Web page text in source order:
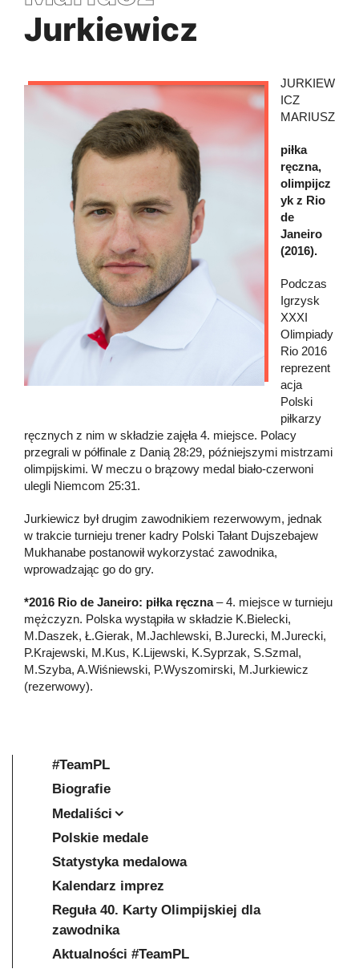
Jurkiewicz
JURKIEW
ICZ
MARIUSZ
piłka
ręczna,
olimpijcz
yk z Rio
de
Janeiro
(2016).
Podczas
Igrzysk
XXXI
Olimpiady
Rio 2016
reprezent
acja
Polski
piłkarzy
ręcznych z nim w składzie zajęła 4. miejsce. Polacy
przegrali w półfinale z Danią 28:29, późniejszymi mistrzami
olimpijskimi. W meczu o brązowy medal biało-czerwoni
ulegli Niemcom 25:31.
Jurkiewicz był drugim zawodnikiem rezerwowym, jednak
w trakcie turnieju trener kadry Polski Tałant Dujszebajew
Mukhanabe postanowił wykorzystać zawodnika,
wprowadzając go do gry.
*2016 Rio de Janeiro: piłka ręczna– 4. miejsce w turnieju
mężczyzn. Polska wystąpiła w składzie K.Bielecki,
M.Daszek, Ł.Gierak, M.Jachlewski, B.Jurecki, M.Jurecki,
P.Krajewski, M.Kus, K.Lijewski, K.Syprzak, S.Szmal,
M.Szyba, A.Wiśniewski, P.Wyszomirski, M.Jurkiewicz
(rezerwowy).
#TeamPL
Biografie
Medaliści
Polskie medale
Statystyka medalowa
Kalendarz imprez
Reguła 40. Karty Olimpijskiej dla
zawodnika
Aktualności #TeamPL